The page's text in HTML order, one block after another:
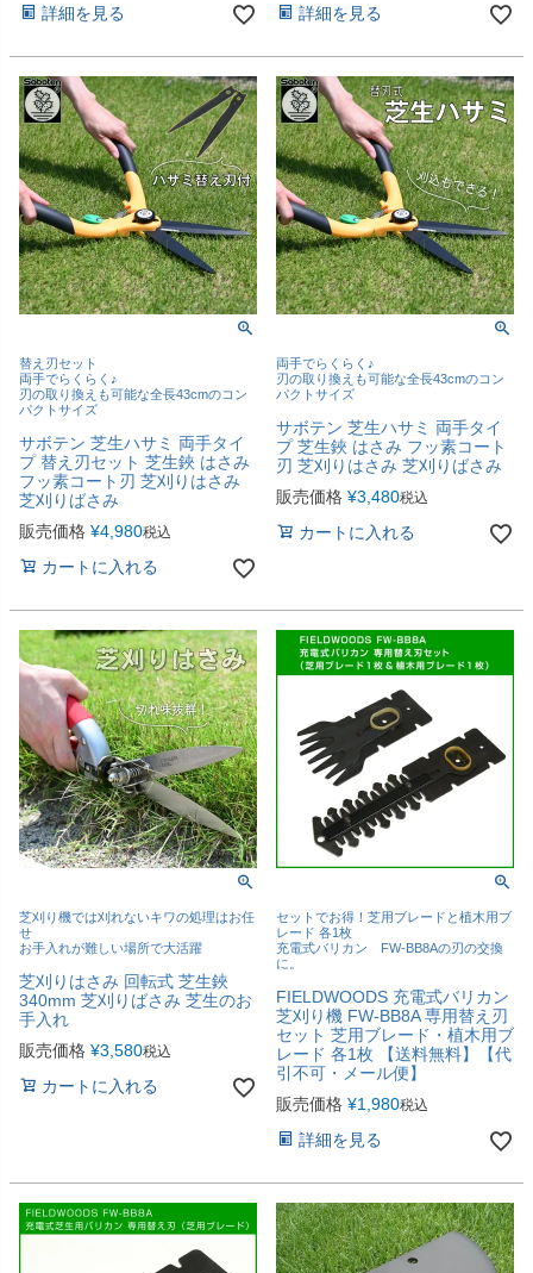
詳細を見る 詳細を見る
替え刃セット
両手でらくらく♪
刃の取り換えも可能な全長43cmのコン
パクトサイズ
サボテン 芝生ハサミ 両手タイ
プ 替え刃セット 芝生鋏 はさみ
フッ素コート刃 芝刈りはさみ
芝刈りばさみ
販売価格 ¥4,980税込
カートに入れる
両手でらくらく♪
刃の取り換えも可能な全長43cmのコン
パクトサイズ
サボテン 芝生ハサミ 両手タイ
プ 芝生鋏 はさみ フッ素コート
刃 芝刈りはさみ 芝刈りばさみ
販売価格 ¥3,480税込
カートに入れる
芝刈り機では刈れないキワの処理はお任
せ
お手入れが難しい場所で大活躍
芝刈りはさみ 回転式 芝生鋏
340mm 芝刈りばさみ 芝生のお
手入れ
販売価格 ¥3,580税込
カートに入れる
セットでお得！芝用ブレードと植木用ブ
レード 各1枚
充電式バリカン FW-BB8Aの刃の交換
に。
FIELDWOODS 充電式バリカン
芝刈り機 FW-BB8A 専用替え刃
セット 芝用ブレード・植木用ブ
レード 各1枚 【送料無料】【代
引不可・メール便】
販売価格 ¥1,980税込
詳細を見る